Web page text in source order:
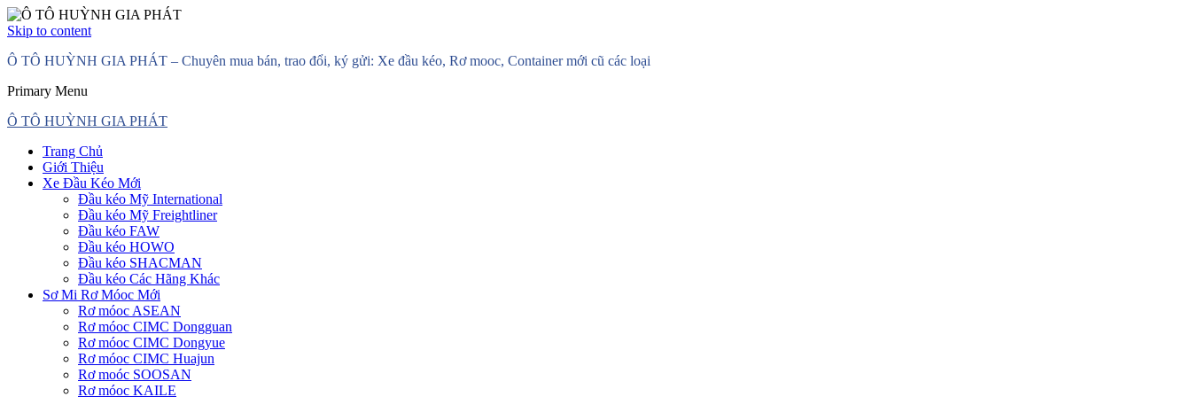
Skip to content
Ô TÔ HUỲNH GIA PHÁT – Chuyên mua bán, trao đổi, ký gửi: Xe đầu kéo, Rơ mooc, Container mới cũ các loại
Primary Menu
Ô TÔ HUỲNH GIA PHÁT
Trang Chủ
Giới Thiệu
Xe Đầu Kéo Mới
Đầu kéo Mỹ International
Đầu kéo Mỹ Freightliner
Đầu kéo FAW
Đầu kéo HOWO
Đầu kéo SHACMAN
Đầu kéo Các Hãng Khác
Sơ Mi Rơ Móoc Mới
Rơ móoc ASEAN
Rơ móoc CIMC Dongguan
Rơ móoc CIMC Dongyue
Rơ móoc CIMC Huajun
Rơ moóc SOOSAN
Rơ móoc KAILE